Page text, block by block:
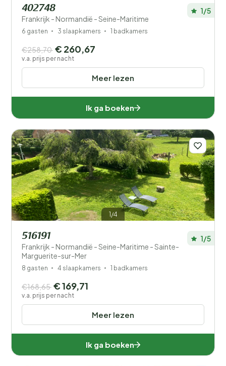
402748
Frankrijk - Normandië - Seine-Maritime
1/5
6 gasten 3 slaapkamers 1 badkamers
Meer lezen
€258,70 € 260,67
v.a. prijs per nacht
Ik ga boeken
1/4
516191
Frankrijk - Normandië - Seine-Maritime - Sainte-
Marguerite-sur-Mer
1/5
8 gasten 4 slaapkamers 1 badkamers
Meer lezen
€168,65 € 169,71
v.a. prijs per nacht
Ik ga boeken